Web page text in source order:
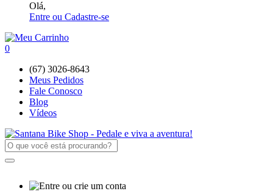
Olá,
Entre ou Cadastre-se
0
(67) 3026-8643
Meus Pedidos
Fale Conosco
Blog
Vídeos